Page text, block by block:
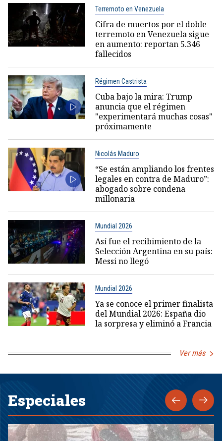
Terremoto en Venezuela
Cifra de muertos por el doble
terremoto en Venezuela sigue
en aumento: reportan 5.346
fallecidos
Régimen Castrista
Cuba bajo la mira: Trump
anuncia que el régimen
"experimentará muchas cosas"
próximamente
Nicolás Maduro
“Se están ampliando los frentes
legales en contra de Maduro”:
abogado sobre condena
millonaria
Mundial 2026
Así fue el recibimiento de la
Selección Argentina en su país:
Messi no llegó
Mundial 2026
Ya se conoce el primer finalista
del Mundial 2026: España dio
la sorpresa y eliminó a Francia
Ver más
Especiales